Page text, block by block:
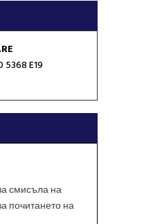
5368 E19
смисъла на
почитането на